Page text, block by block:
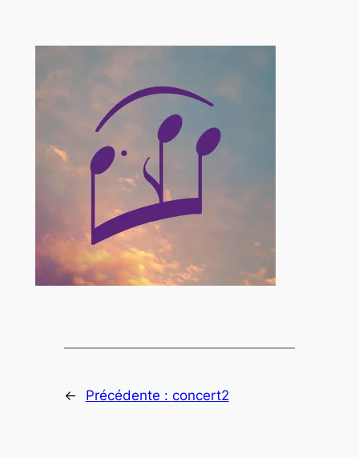
← Précédente : concert2